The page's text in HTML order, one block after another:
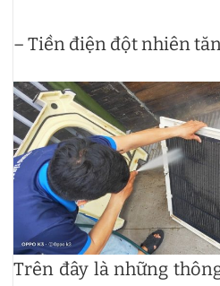
– Tiền điện đột nhiên
Trên đây là những